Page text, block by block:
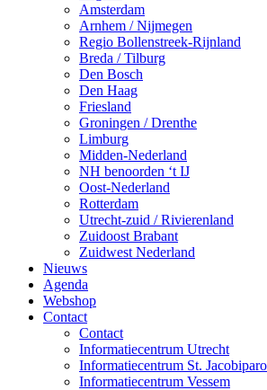
Amsterdam
Arnhem / Nijmegen
Regio Bollenstreek-Rijnland
Breda / Tilburg
Den Bosch
Den Haag
Friesland
Groningen / Drenthe
Limburg
Midden-Nederland
NH benoorden ‘t IJ
Oost-Nederland
Rotterdam
Utrecht-zuid / Rivierenland
Zuidoost Brabant
Zuidwest Nederland
Nieuws
Agenda
Webshop
Contact
Contact
Informatiecentrum Utrecht
Informatiecentrum St.
Informatiecentrum Vessem